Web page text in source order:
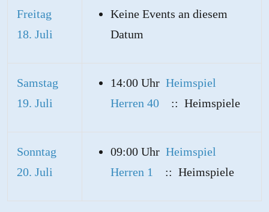
Freitag
18. Juli
Keine Events an diesem
Datum
Samstag
19. Juli
14:00 Uhr Heimspiel
Herren 40
:: Heimspiele
Sonntag
20. Juli
09:00 Uhr Heimspiel
Herren 1
:: Heimspiele